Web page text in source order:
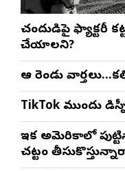
చంద్రుడిపై ఫ్యాక్టరీ
చేయాలని?
ఆ రెండు
TikTok ముందు
ఇక అమెరికాలో
చట్టం